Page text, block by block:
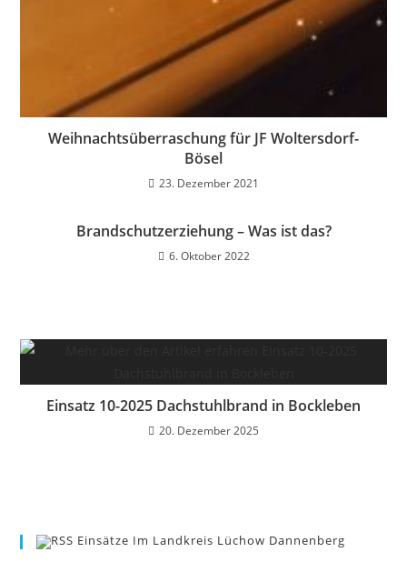
Weihnachtsüberraschung für JF Woltersdorf-
Bösel
23. Dezember 2021
Brandschutzerziehung – Was ist das?
6. Oktober 2022
Einsatz 10-2025 Dachstuhlbrand in Bockleben
20. Dezember 2025
Einsätze Im Landkreis Lüchow Dannenberg